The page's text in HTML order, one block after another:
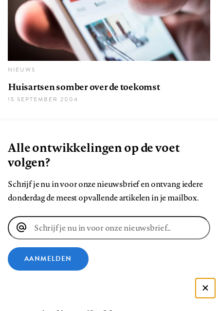
NIEUWS
Huisartsen somber over de toekomst
15 SEPTEMBER 2004
Alle ontwikkelingen op de voet
volgen?
Schrijf je nu in voor onze nieuwsbrief en ontvang iedere
donderdag de meest opvallende artikelen in je mailbox.
E-
mailadres
AANMELDEN